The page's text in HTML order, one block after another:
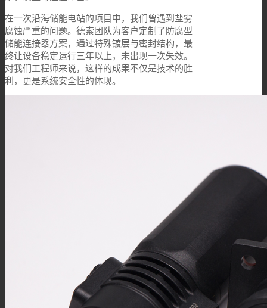
在一次沿海储能电站的项目中，我们曾遇到盐雾
腐蚀严重的问题。德索团队为客户定制了防腐型
储能连接器方案，通过特殊镀层与密封结构，最
终让设备稳定运行三年以上，未出现一次失效。
对我们工程师来说，这样的成果不仅是技术的胜
利，更是系统安全性的体现。